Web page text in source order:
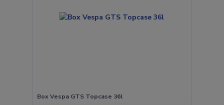
Box Vespa GTS Topcase 36l